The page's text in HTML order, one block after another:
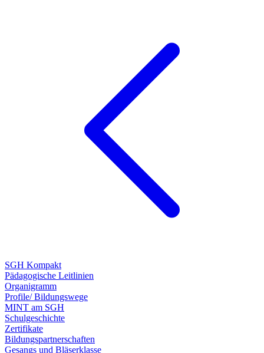
SGH Kompakt
Pädagogische Leitlinien
Organigramm
Profile/ Bildungswege
MINT am SGH
Schulgeschichte
Zertifikate
Bildungspartnerschaften
Gesangs und Bläserklasse